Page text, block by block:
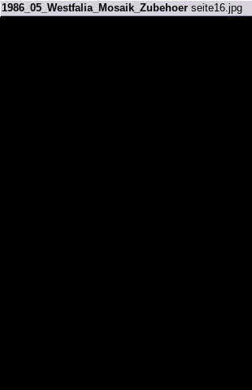
1986_05_Westfalia_Mosaik_Zubehoerseite16.jpg